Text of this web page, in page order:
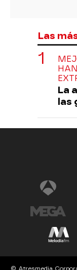
Las
La
las
© Atresmedia